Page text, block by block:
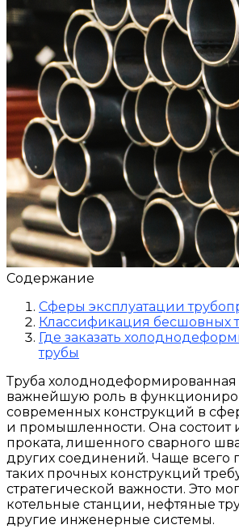
Содержание
Сферы эксплуатации
Классификация бесшовных
Где заказать
трубы
Труба холоднодеформированная
важнейшую роль в
современных конструкций в
и промышленности. Она состоит
проката, лишенного сварного
других соединений. Чаще всего
таких прочных конструкций
стратегической важности. Это
котельные станции, нефтяные
другие инженерные системы.